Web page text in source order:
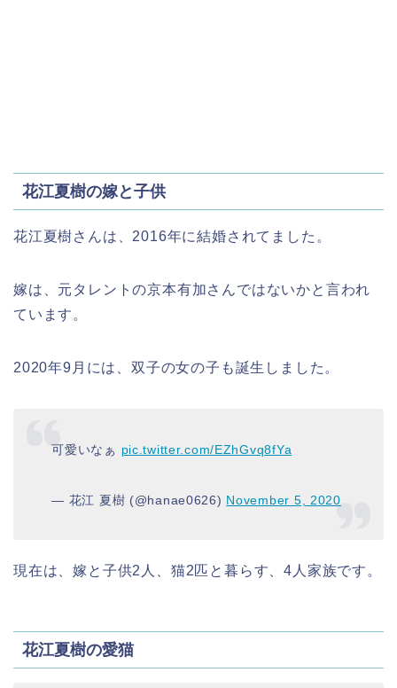
花江夏樹の嫁と子供
花江夏樹さんは、2016年に結婚されてました。
嫁は、元タレントの京本有加さんではないかと言われ
ています。
2020年9月には、双子の女の子も誕生しました。
可愛いなぁ pic.twitter.com/EZhGvq8fYa
— 花江 夏樹 (@hanae0626) November 5, 2020
現在は、嫁と子供2人、猫2匹と暮らす、4人家族です。
花江夏樹の愛猫